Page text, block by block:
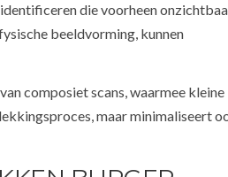
die voorheen
beeldvorming, kunnen
composiet scans, waarmee kleine
maar minimaliseert